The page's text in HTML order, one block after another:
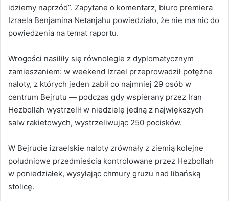
idziemy naprzód”. Zapytane o komentarz, biuro premiera
Izraela Benjamina Netanjahu powiedziało, że nie ma nic do
powiedzenia na temat raportu.
Wrogości nasiliły się równolegle z dyplomatycznym
zamieszaniem: w weekend Izrael przeprowadził potężne
naloty, z których jeden zabił co najmniej 29 osób w
centrum Bejrutu — podczas gdy wspierany przez Iran
Hezbollah wystrzelił w niedzielę jedną z największych
salw rakietowych, wystrzeliwując 250 pocisków.
W Bejrucie izraelskie naloty zrównały z ziemią kolejne
południowe przedmieścia kontrolowane przez Hezbollah
w poniedziałek, wysyłając chmury gruzu nad libańską
stolicę.